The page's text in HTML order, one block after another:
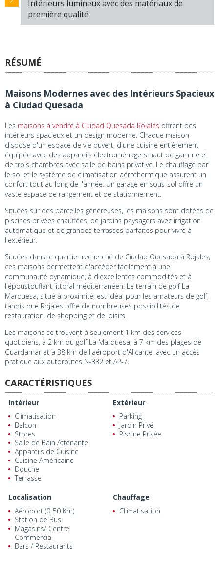
Intérieurs lumineux avec des matériaux de
première qualité
RÉSUMÉ
Maisons Modernes avec des Intérieurs Spacieux
à Ciudad Quesada
Les maisons à vendre à Ciudad Quesada Rojales offrent des
intérieurs spacieux et un design moderne. Chaque maison
dispose d'un espace de vie ouvert, d'une cuisine entièrement
équipée avec des appareils électroménagers haut de gamme et
de trois chambres avec salle de bains privative. Le chauffage par
le sol et le système de climatisation aérothermique assurent un
confort tout au long de l'année. Un garage en sous-sol offre un
vaste espace de rangement et de stationnement.
Situées sur des parcelles généreuses, les maisons sont dotées de
piscines privées chauffées, de jardins paysagers avec irrigation
automatique et de grandes terrasses parfaites pour vivre à
l'extérieur.
Situées dans le quartier recherché de Ciudad Quesada à Rojales,
ces maisons permettent d'accéder facilement à une
communauté dynamique, à d'excellentes commodités et à
l'époustouflant littoral méditerranéen. Le terrain de golf La
Marquesa, situé à proximité, est idéal pour les amateurs de golf,
tandis que Rojales offre de nombreuses possibilités de
restauration, de shopping et de loisirs.
Les maisons se trouvent à seulement 1 km des services
quotidiens, à 2 km du golf La Marquesa, à 7 km des plages de
Guardamar et à 38 km de l'aéroport d'Alicante, avec un accès
pratique aux autoroutes N-332 et AP-7.
CARACTÉRISTIQUES
Intérieur
Climatisation
Balcon
Stores
Salle de Bain Attenante
Appareils de Cuisine
Cuisine Américaine
Douche
Terrasse
Extérieur
Parking
Jardin Privé
Piscine Privée
Localisation
Aéroport (0-50 Km)
Station de Bus
Magasins/ Centre
Commercial
Bars / Restaurants
Chauffage
Climatisation